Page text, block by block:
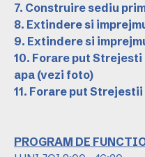
7. Construire sediu
8. Extindere si
9. Extindere si
10. Forare put
apa (vezi foto)
11. Forare put Strejestii
PROGRAM DE